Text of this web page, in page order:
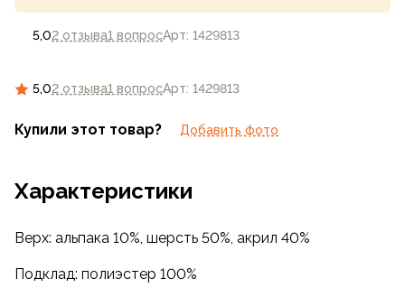
5,02 отзыва1 вопросАрт: 1429813
5,02 отзыва1 вопросАрт: 1429813
Купили этот товар? Добавить фото
Характеристики
Верх: альпака 10%, шерсть 50%, акрил 40%
Подклад: полиэстер 100%